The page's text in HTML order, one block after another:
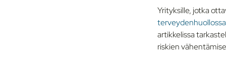
Yrityksille, jotka
terveydenhuollossa
artikkelissa
riskien